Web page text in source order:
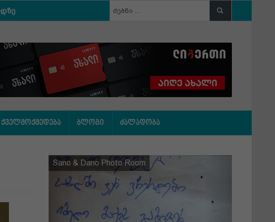
ქველმოქმედება ბლოგი ძალადობა
Sano & Dano Photo Room
Previous